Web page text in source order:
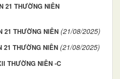
21 THƯỜNG NIÊN
21 THƯỜNG NIÊN (21/08/2025)
21 THƯỜNG NIÊN (21/08/2025)
THƯỜNG NIÊN -C